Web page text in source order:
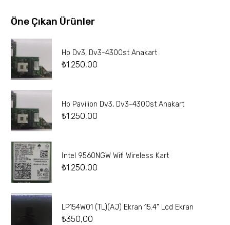
Öne Çıkan Ürünler
Hp Dv3, Dv3-4300st Anakart
₺1.250,00
Hp Pavilion Dv3, Dv3-4300st Anakart
₺1.250,00
İntel 9560NGW Wifi Wireless Kart
₺1.250,00
LP154W01 (TL)(AJ) Ekran 15.4” Lcd Ekran
₺350,00